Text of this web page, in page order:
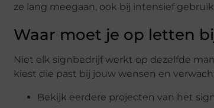
ze lang meegaan, ook bij intensief
Waar moet je op letten
Niet elk signbedrijf werkt op dezelfde
kiest die past bij jouw wensen en
Bekijk eerdere projecten van het